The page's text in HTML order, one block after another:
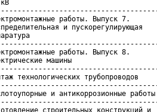
кВ
работы. Выпуск 7.
и
работы. Выпуск 8.
машины
технологических
и антикоррозионные